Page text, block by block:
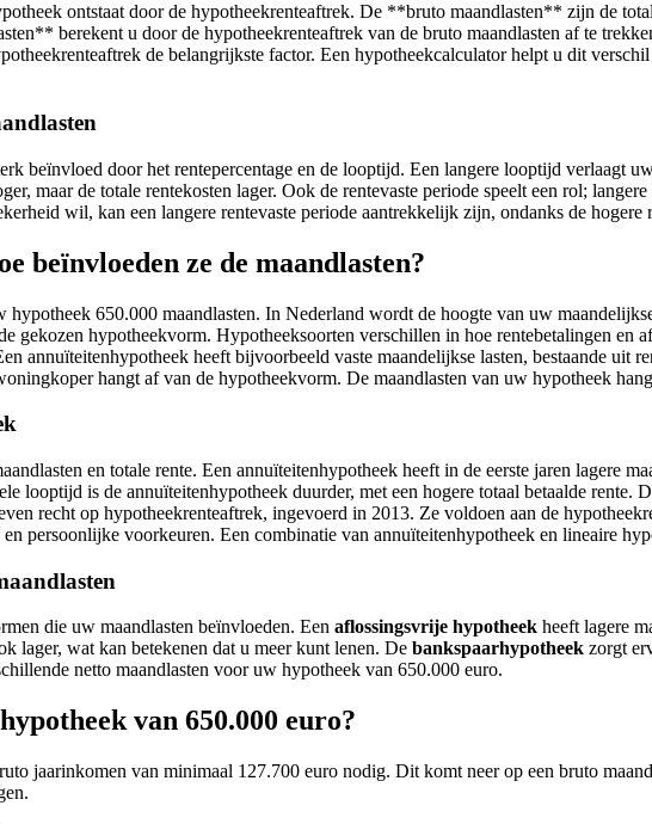
ontstaat door de hypotheekrenteaftrek. De **bruto maandlasten** zijn de
berekent u door de hypotheekrenteaftrek van de bruto maandlasten af te
de belangrijkste factor. Een hypotheekcalculator helpt u dit
beïnvloed door het rentepercentage en de looptijd. Een langere looptijd verlaagt
maar de totale rentekosten lager. Ook de rentevaste periode speelt een rol;
wil, kan een langere rentevaste periode aantrekkelijk zijn, ondanks de
beïnvloeden ze de maandlasten?
650.000 maandlasten. In Nederland wordt de hoogte van uw
gekozen hypotheekvorm. Hypotheeksoorten verschillen in hoe rentebetalingen en
annuïteitenhypotheek heeft bijvoorbeeld vaste maandelijkse lasten, bestaande uit
hangt af van de hypotheekvorm. De maandlasten van uw hypotheek
en totale rente. Een annuïteitenhypotheek heeft in de eerste jaren lagere
looptijd is de annuïteitenhypotheek duurder, met een hogere totaal betaalde rente.
recht op hypotheekrenteaftrek, ingevoerd in 2013. Ze voldoen aan de
persoonlijke voorkeuren. Een combinatie van annuïteitenhypotheek en lineaire
die uw maandlasten beïnvloeden. Een aflossingsvrije hypotheek heeft lagere
lager, wat kan betekenen dat u meer kunt lenen. De bankspaarhypotheek zorgt
netto maandlasten voor uw hypotheek van 650.000 euro.
van 650.000 euro?
jaarinkomen van minimaal 127.700 euro nodig. Dit komt neer op een bruto